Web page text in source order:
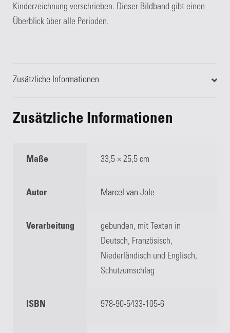
Kinderzeichnung verschrieben. Dieser Bildband gibt einen
Überblick über alle Perioden.
Zusätzliche Informationen
Zusätzliche Informationen
Maße 33,5 × 25,5 cm
Autor Marcel van Jole
Verarbeitung
gebunden, mit Texten in
Deutsch, Französisch,
Niederländisch und Englisch,
Schutzumschlag
ISBN 978-90-5433-105-6